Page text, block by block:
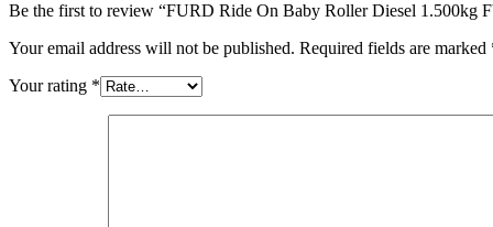
Be the first to review “FURD Ride On Baby Roller Diesel 1.500kg
Your email address will not be published. Required fields are marked
Your rating *